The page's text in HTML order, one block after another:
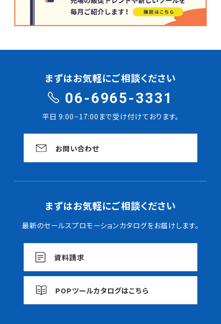
まずはお気軽にご相談ください
06-6965-3331
平日 9:00~17:00まで受け付けております。
お問い合わせ
まずはお気軽にご相談ください
最新のセールスプロモーションカタログをお届けします。
資料請求
POPツールカタログはこちら